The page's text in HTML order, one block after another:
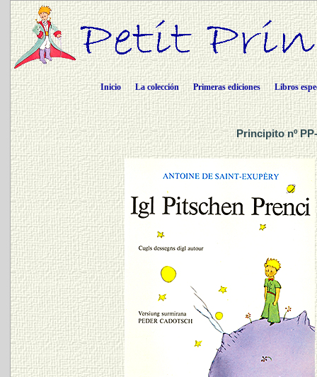
Inicio La colección Primeras ediciones Libros
Principito nº